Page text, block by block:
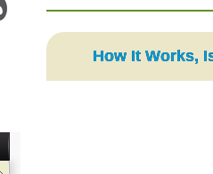
How It Works,